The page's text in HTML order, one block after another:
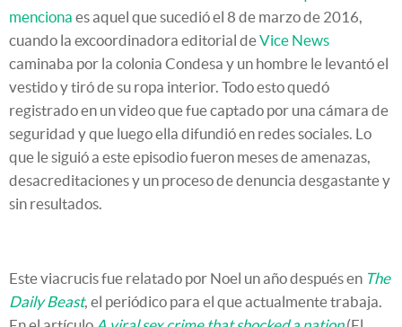
menciona es aquel que sucedió el 8 de marzo de 2016,
cuando la excoordinadora editorial deVice News
caminaba por la colonia Condesa y un hombre le levantó el
vestido y tiró de su ropa interior. Todo esto quedó
registrado en un video que fue captado por una cámara de
seguridad y que luego ella difundió en redes sociales. Lo
que le siguió a este episodio fueron meses de amenazas,
desacreditaciones y un proceso de denuncia desgastante y
sin resultados.
Este viacrucis fue relatado por Noel un año después en The
Daily Beast, el periódico para el que actualmente trabaja.